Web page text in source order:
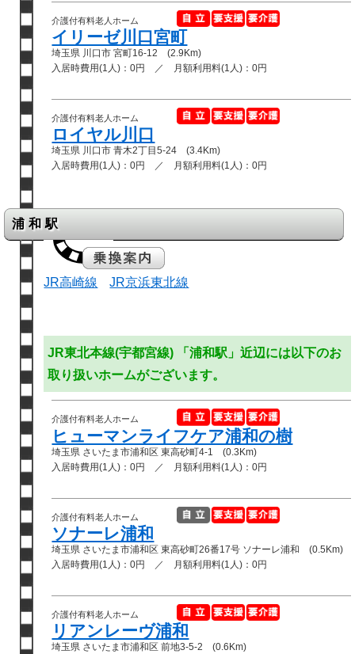
介護付有料老人ホーム
イリーゼ川口宮町
埼玉県 川口市 宮町16-12 (2.9Km)
入居時費用(1人)：0円 ／ 月額利用料(1人)：0円
介護付有料老人ホーム
ロイヤル川口
埼玉県 川口市 青木2丁目5-24 (3.4Km)
入居時費用(1人)：0円 ／ 月額利用料(1人)：0円
浦和駅
JR高崎線 JR京浜東北線
JR東北本線(宇都宮線) 「浦和駅」近辺には以下のお
取り扱いホームがございます。
介護付有料老人ホーム
ヒューマンライフケア浦和の樹
埼玉県 さいたま市浦和区 東高砂町4-1 (0.3Km)
入居時費用(1人)：0円 ／ 月額利用料(1人)：0円
介護付有料老人ホーム
ソナーレ浦和
埼玉県 さいたま市浦和区 東高砂町26番17号 ソナーレ浦和 (0.5Km)
入居時費用(1人)：0円 ／ 月額利用料(1人)：0円
介護付有料老人ホーム
リアンレーヴ浦和
埼玉県 さいたま市浦和区 前地3-5-2 (0.6Km)